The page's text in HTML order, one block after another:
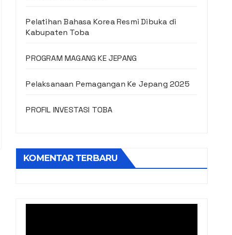
Pelatihan Bahasa Korea Resmi Dibuka di
Kabupaten Toba
PROGRAM MAGANG KE JEPANG
Pelaksanaan Pemagangan Ke Jepang 2025
PROFIL INVESTASI TOBA
KOMENTAR TERBARU